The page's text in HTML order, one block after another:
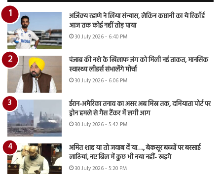
अजिंक्य रहाणे ने लिया संन्यास, लेकिन कप्तानी का ये रिकॉर्ड
आज तक कोई नहीं तोड़ पाया
30 July 2026 - 6:40 PM
पंजाब की नशे के खिलाफ जंग को मिली नई ताकत, मानसिक
स्वास्थ्य लीडर्स संभालेंगे मोर्चा
30 July 2026 - 6:06 PM
ईरान-अमेरिका तनाव का असर अब मिस्र तक, दमियाता पोर्ट पर
ड्रोन हमले से गैस टैंकर में लगी आग
30 July 2026 - 5:42 PM
अमित शाह या तो जवाब दें या…., बेकसूर बच्चों पर बरसाई
लाठियां, नए बिल में कुछ भी नया नहीं- खड़गे
30 July 2026 - 5:20 PM